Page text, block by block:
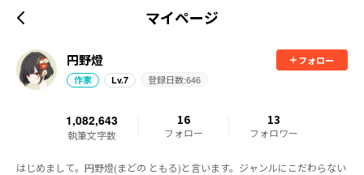
マイページ
円野燈
フォロー
作家
Lv.7 登録日数:646
1,082,643
執筆文字数
16
フォロー
13
フォロワー
はじめまして。円野燈(まどの ともる)と言います。ジャンルにこだわらない